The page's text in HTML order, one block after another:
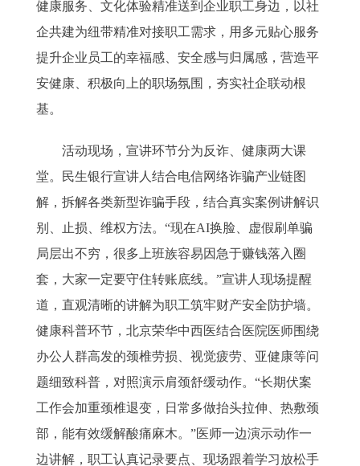
健康服务、文化体验精准送到企业职工身边，以社
企共建为纽带精准对接职工需求，用多元贴心服务
提升企业员工的幸福感、安全感与归属感，营造平
安健康、积极向上的职场氛围，夯实社企联动根
基。
活动现场，宣讲环节分为反诈、健康两大课
堂。民生银行宣讲人结合电信网络诈骗产业链图
解，拆解各类新型诈骗手段，结合真实案例讲解识
别、止损、维权方法。“现在AI换脸、虚假刷单骗
局层出不穷，很多上班族容易因急于赚钱落入圈
套，大家一定要守住转账底线。”宣讲人现场提醒
道，直观清晰的讲解为职工筑牢财产安全防护墙。
健康科普环节，北京荣华中西医结合医院医师围绕
办公人群高发的颈椎劳损、视觉疲劳、亚健康等问
题细致科普，对照演示肩颈舒缓动作。“长期伏案
工作会加重颈椎退变，日常多做抬头拉伸、热敷颈
部，能有效缓解酸痛麻木。”医师一边演示动作一
边讲解，职工认真记录要点、现场跟着学习放松手